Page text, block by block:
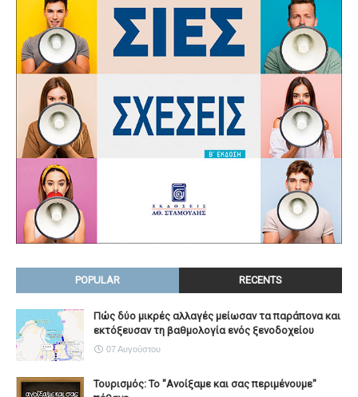
POPULAR RECENTS
Πώς δύο μικρές αλλαγές μείωσαν τα παράπονα και
εκτόξευσαν τη βαθμολογία ενός ξενοδοχείου
07 Αυγούστου
Τουρισμός: Το "Ανοίξαμε και σας περιμένουμε"